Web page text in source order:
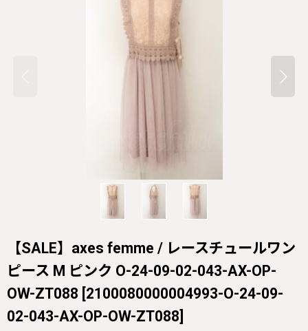
【SALE】axes femme / レースチュールワン
ピース M ピンク O-24-09-02-043-AX-OP-
OW-ZT088 [2100080000004993-O-24-09-
02-043-AX-OP-OW-ZT088]